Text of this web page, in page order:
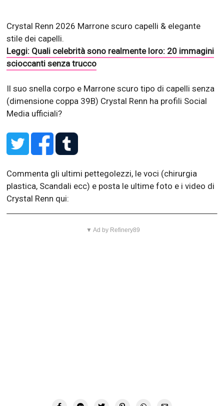
Crystal Renn 2026 Marrone scuro capelli & elegante
stile dei capelli.
Leggi: Quali celebrità sono realmente loro: 20 immagini
scioccanti senza trucco
Il suo snella corpo e Marrone scuro tipo di capelli senza
(dimensione coppa 39B) Crystal Renn ha profili Social
Media ufficiali?
Commenta gli ultimi pettegolezzi, le voci (chirurgia
plastica, Scandali ecc) e posta le ultime foto e i video di
Crystal Renn qui:
▼ Ad by Refinery89